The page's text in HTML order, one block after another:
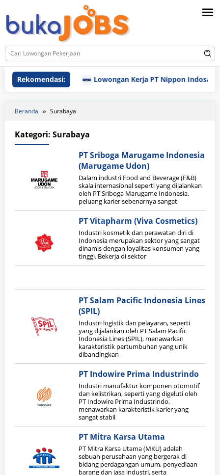
ke
konten
Rekomendasi: Lowongan Kerja PT Nippon Indosari
Beranda Surabaya
Kategori: Surabaya
PT Sriboga Marugame Indonesia
(Marugame Udon)
Dalam industri Food and Beverage (F&B)
skala internasional seperti yang dijalankan
oleh PT Sriboga Marugame Indonesia,
peluang karier sebenarnya sangat
PT Vitapharm (Viva Cosmetics)
Industri kosmetik dan perawatan diri di
Indonesia merupakan sektor yang sangat
dinamis dengan loyalitas konsumen yang
tinggi. Bekerja di sektor
PT Salam Pacific Indonesia Lines
(SPIL)
Industri logistik dan pelayaran, seperti
yang dijalankan oleh PT Salam Pacific
Indonesia Lines (SPIL), menawarkan
karakteristik pertumbuhan yang unik
dibandingkan
PT Indowire Prima Industrindo
Industri manufaktur komponen otomotif
dan kelistrikan, seperti yang digeluti oleh
PT Indowire Prima Industrindo,
menawarkan karakteristik karier yang
sangat stabil
PT Mitra Karsa Utama
PT Mitra Karsa Utama (MKU) adalah
sebuah perusahaan yang bergerak di
bidang perdagangan umum, penyediaan
barang dan jasa industri, serta